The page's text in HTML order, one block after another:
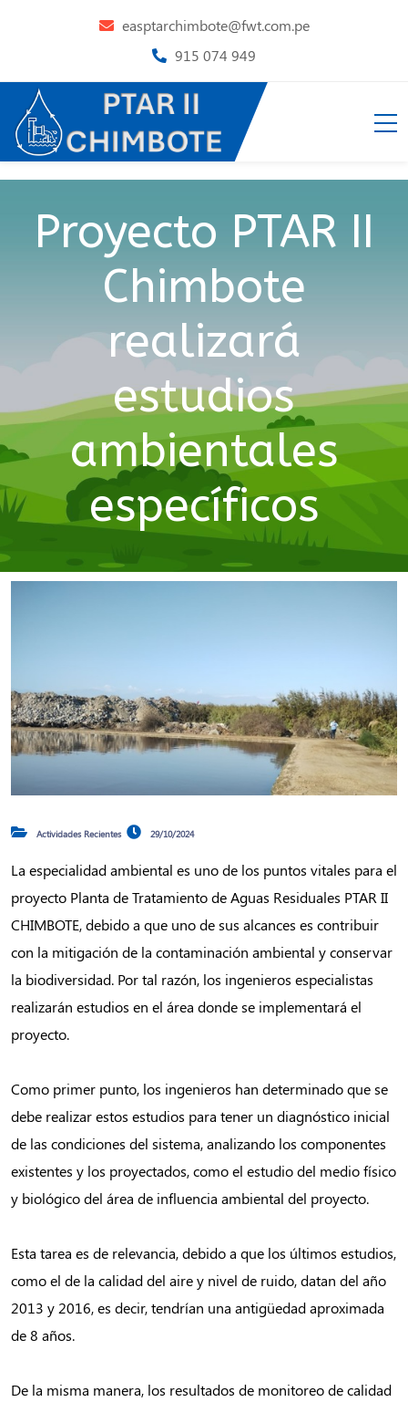
easptarchimbote@fwt.com.pe
915 074 949
Proyecto PTAR II
Chimbote
realizará
estudios
ambientales
específicos
Actividades Recientes 29/10/2024
La especialidad ambiental es uno de los puntos vitales para el
proyecto Planta de Tratamiento de Aguas Residuales PTAR II
CHIMBOTE, debido a que uno de sus alcances es contribuir
con la mitigación de la contaminación ambiental y conservar
la biodiversidad. Por tal razón, los ingenieros especialistas
realizarán estudios en el área donde se implementará el
proyecto.
Como primer punto, los ingenieros han determinado que se
debe realizar estos estudios para tener un diagnóstico inicial
de las condiciones del sistema, analizando los componentes
existentes y los proyectados, como el estudio del medio físico
y biológico del área de influencia ambiental del proyecto.
Esta tarea es de relevancia, debido a que los últimos estudios,
como el de la calidad del aire y nivel de ruido, datan del año
2013 y 2016, es decir, tendrían una antigüedad aproximada
de 8 años.
De la misma manera, los resultados de monitoreo de calidad